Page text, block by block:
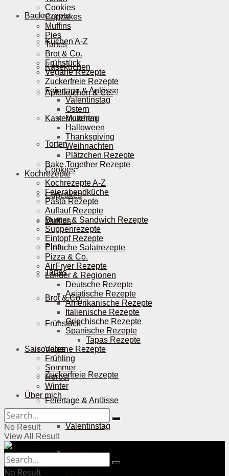
Backrezepte
Kuchen A-Z
Käsekuchen
Apfelkuchen & Co.
Kastenkuchen
Torten
Cookies
Cupcakes
Muffins
Pies
Tartes
Brot & Co.
Frühstück
Vegane Rezepte
Zuckerfreie Rezepte
Feiertage & Anlässe
Valentinstag
Ostern
Cookies
Cupcakes
Muffins
Pies
Tartes
Brot & Co.
Frühstück
Vegane Rezepte
Zuckerfreie Rezepte
Feiertage & Anlässe
Valentinstag
Ostern
Muttertag
Halloween
Thanksgiving
Weihnachten
Plätzchen Rezepte
Bake Together Rezepte
Kochrezepte
Kochrezepte A-Z
Feierabendküche
Pasta Rezepte
Auflauf Rezepte
Burger & Sandwich Rezepte
Suppenrezepte
Eintopf Rezepte
Einfache Salatrezepte
Pizza & Co.
AirFryer Rezepte
Länder & Regionen
Deutsche Rezepte
Asiatische Rezepte
Amerikanische Rezepte
Italienische Rezepte
Griechische Rezepte
Spanische Rezepte
Tapas Rezepte
Saisonales
Frühling
Sommer
Herbst
Winter
Über mich
No Result
View All Result
No Result